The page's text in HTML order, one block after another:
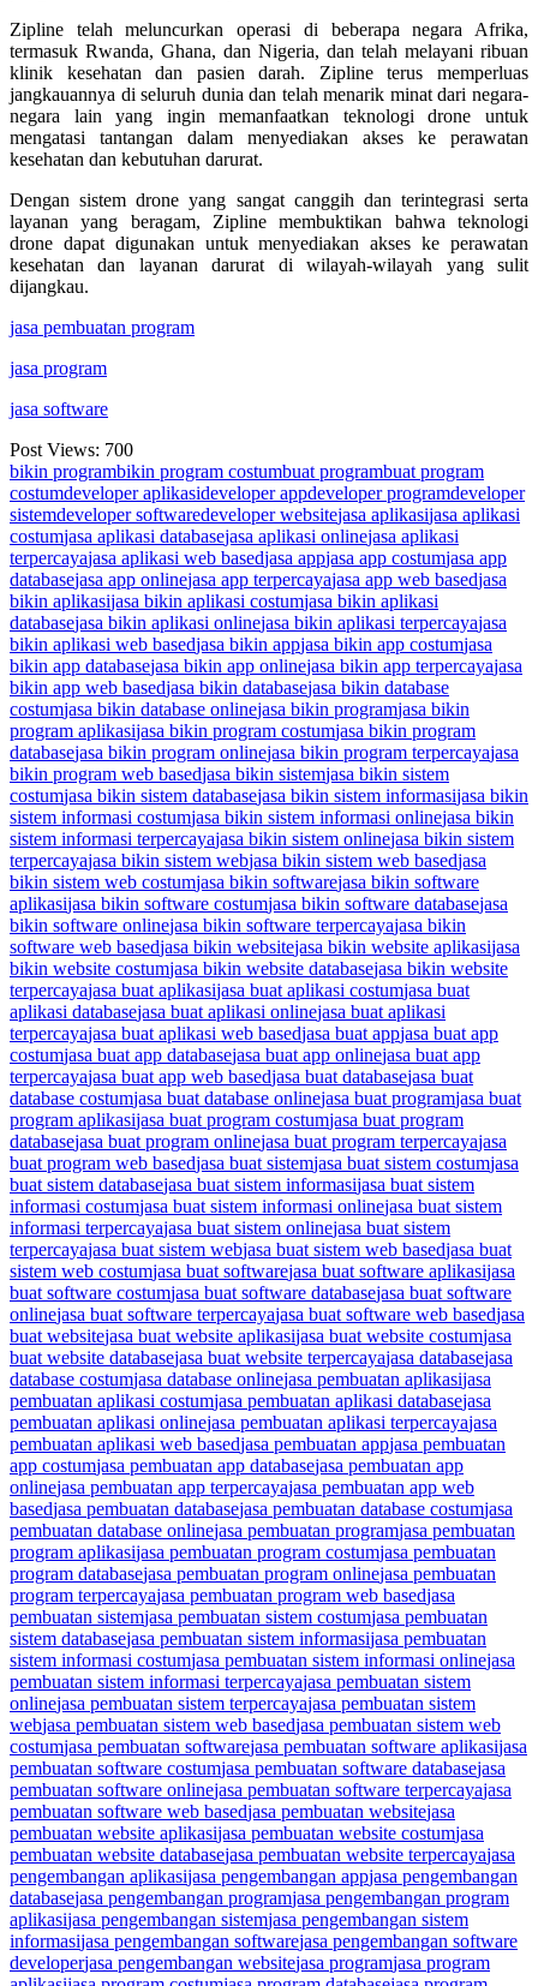
Zipline telah meluncurkan operasi di beberapa negara Afrika,
termasuk Rwanda, Ghana, dan Nigeria, dan telah melayani ribuan
klinik kesehatan dan pasien darah. Zipline terus memperluas
jangkauannya di seluruh dunia dan telah menarik minat dari negara-
negara lain yang ingin memanfaatkan teknologi drone untuk
mengatasi tantangan dalam menyediakan akses ke perawatan
kesehatan dan kebutuhan darurat.
Dengan sistem drone yang sangat canggih dan terintegrasi serta
layanan yang beragam, Zipline membuktikan bahwa teknologi
drone dapat digunakan untuk menyediakan akses ke perawatan
kesehatan dan layanan darurat di wilayah-wilayah yang sulit
dijangkau.
jasa pembuatan program
jasa program
jasa software
Post Views: 700
Tags:
bikin programbikin program costumbuat programbuat program
costumdeveloper aplikasideveloper appdeveloper programdeveloper
sistemdeveloper softwaredeveloper websitejasa aplikasijasa aplikasi
costumjasa aplikasi databasejasa aplikasi onlinejasa aplikasi
terpercayajasa aplikasi web basedjasa appjasa app costumjasa app
databasejasa app onlinejasa app terpercayajasa app web basedjasa
bikin aplikasijasa bikin aplikasi costumjasa bikin aplikasi
databasejasa bikin aplikasi onlinejasa bikin aplikasi terpercayajasa
bikin aplikasi web basedjasa bikin appjasa bikin app costumjasa
bikin app databasejasa bikin app onlinejasa bikin app terpercayajasa
bikin app web basedjasa bikin databasejasa bikin database
costumjasa bikin database onlinejasa bikin programjasa bikin
program aplikasijasa bikin program costumjasa bikin program
databasejasa bikin program onlinejasa bikin program terpercayajasa
bikin program web basedjasa bikin sistemjasa bikin sistem
costumjasa bikin sistem databasejasa bikin sistem informasijasa bikin
sistem informasi costumjasa bikin sistem informasi onlinejasa bikin
sistem informasi terpercayajasa bikin sistem onlinejasa bikin sistem
terpercayajasa bikin sistem webjasa bikin sistem web basedjasa
bikin sistem web costumjasa bikin softwarejasa bikin software
aplikasijasa bikin software costumjasa bikin software databasejasa
bikin software onlinejasa bikin software terpercayajasa bikin
software web basedjasa bikin websitejasa bikin website aplikasijasa
bikin website costumjasa bikin website databasejasa bikin website
terpercayajasa buat aplikasijasa buat aplikasi costumjasa buat
aplikasi databasejasa buat aplikasi onlinejasa buat aplikasi
terpercayajasa buat aplikasi web basedjasa buat appjasa buat app
costumjasa buat app databasejasa buat app onlinejasa buat app
terpercayajasa buat app web basedjasa buat databasejasa buat
database costumjasa buat database onlinejasa buat programjasa buat
program aplikasijasa buat program costumjasa buat program
databasejasa buat program onlinejasa buat program terpercayajasa
buat program web basedjasa buat sistemjasa buat sistem costumjasa
buat sistem databasejasa buat sistem informasijasa buat sistem
informasi costumjasa buat sistem informasi onlinejasa buat sistem
informasi terpercayajasa buat sistem onlinejasa buat sistem
terpercayajasa buat sistem webjasa buat sistem web basedjasa buat
sistem web costumjasa buat softwarejasa buat software aplikasijasa
buat software costumjasa buat software databasejasa buat software
onlinejasa buat software terpercayajasa buat software web basedjasa
buat websitejasa buat website aplikasijasa buat website costumjasa
buat website databasejasa buat website terpercayajasa databasejasa
database costumjasa database onlinejasa pembuatan aplikasijasa
pembuatan aplikasi costumjasa pembuatan aplikasi databasejasa
pembuatan aplikasi onlinejasa pembuatan aplikasi terpercayajasa
pembuatan aplikasi web basedjasa pembuatan appjasa pembuatan
app costumjasa pembuatan app databasejasa pembuatan app
onlinejasa pembuatan app terpercayajasa pembuatan app web
basedjasa pembuatan databasejasa pembuatan database costumjasa
pembuatan database onlinejasa pembuatan programjasa pembuatan
program aplikasijasa pembuatan program costumjasa pembuatan
program databasejasa pembuatan program onlinejasa pembuatan
program terpercayajasa pembuatan program web basedjasa
pembuatan sistemjasa pembuatan sistem costumjasa pembuatan
sistem databasejasa pembuatan sistem informasijasa pembuatan
sistem informasi costumjasa pembuatan sistem informasi onlinejasa
pembuatan sistem informasi terpercayajasa pembuatan sistem
onlinejasa pembuatan sistem terpercayajasa pembuatan sistem
webjasa pembuatan sistem web basedjasa pembuatan sistem web
costumjasa pembuatan softwarejasa pembuatan software aplikasijasa
pembuatan software costumjasa pembuatan software databasejasa
pembuatan software onlinejasa pembuatan software terpercayajasa
pembuatan software web basedjasa pembuatan websitejasa
pembuatan website aplikasijasa pembuatan website costumjasa
pembuatan website databasejasa pembuatan website terpercayajasa
pengembangan aplikasijasa pengembangan appjasa pengembangan
databasejasa pengembangan programjasa pengembangan program
aplikasijasa pengembangan sistemjasa pengembangan sistem
informasijasa pengembangan softwarejasa pengembangan software
developerjasa pengembangan websitejasa programjasa program